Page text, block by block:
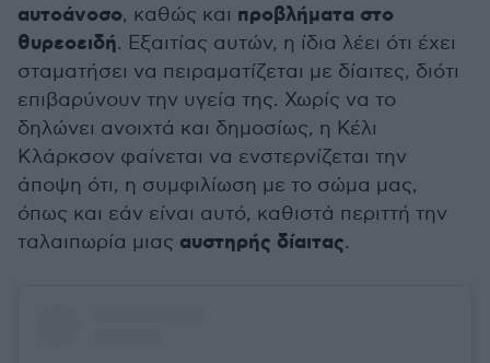
αυτοάνοσο, καθώς και προβλήματα στο
θυρεοειδή. Εξαιτίας αυτών, η ίδια λέει ότι έχει
σταματήσει να πειραματίζεται με δίαιτες, διότι
επιβαρύνουν την υγεία της. Χωρίς να το
δηλώνει ανοιχτά και δημοσίως, η Κέλι
Κλάρκσον φαίνεται να ενστερνίζεται την
άποψη ότι, η συμφιλίωση με το σώμα μας,
όπως και εάν είναι αυτό, καθιστά περιττή την
ταλαιπωρία μιας αυστηρής δίαιτας.